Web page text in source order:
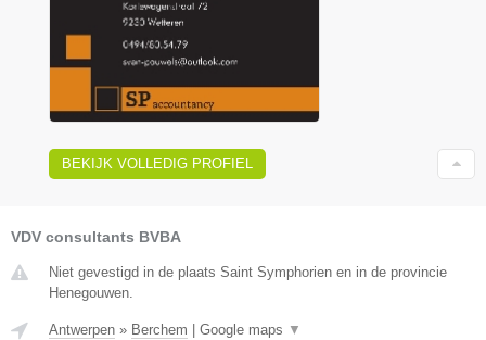
BEKIJK VOLLEDIG PROFIEL
VDV consultants BVBA
Niet gevestigd in de plaats Saint Symphorien en in de provincie
Henegouwen.
Antwerpen » Berchem Google maps ▼